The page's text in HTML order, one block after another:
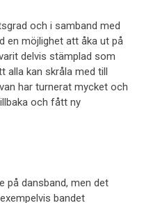
och i samband med
en möjlighet att åka ut på
delvis stämplad som
alla kan skråla med till
har turnerat mycket och
och fått ny
på dansband, men det
bandet